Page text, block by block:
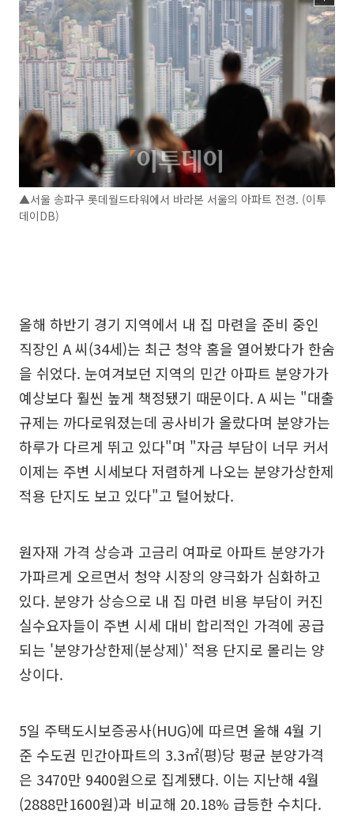
▲서울 송파구 롯데월드타워에서 바라본 서울의 아파트 전경. (이투
데이DB)
올해 하반기 경기 지역에서 내 집 마련을 준비 중인
직장인 A 씨(34세)는 최근 청약 홈을 열어봤다가 한숨
을 쉬었다. 눈여겨보던 지역의 민간 아파트 분양가가
예상보다 훨씬 높게 책정됐기 때문이다. A 씨는 "대출
규제는 까다로워졌는데 공사비가 올랐다며 분양가는
하루가 다르게 뛰고 있다"며 "자금 부담이 너무 커서
이제는 주변 시세보다 저렴하게 나오는 분양가상한제
적용 단지도 보고 있다"고 털어놨다.
원자재 가격 상승과 고금리 여파로 아파트 분양가가
가파르게 오르면서 청약 시장의 양극화가 심화하고
있다. 분양가 상승으로 내 집 마련 비용 부담이 커진
실수요자들이 주변 시세 대비 합리적인 가격에 공급
되는 '분양가상한제(분상제)' 적용 단지로 몰리는 양
상이다.
5일 주택도시보증공사(HUG)에 따르면 올해 4월 기
준 수도권 민간아파트의 3.3㎡(평)당 평균 분양가격
은 3470만 9400원으로 집계됐다. 이는 지난해 4월
(2888만1600원)과 비교해 20.18% 급등한 수치다.